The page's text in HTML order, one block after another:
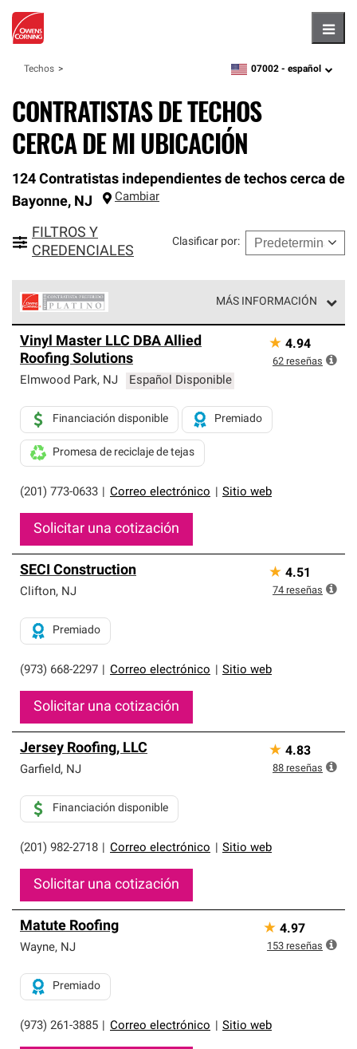
Techos zipcode,language
07002 - español
CONTRATISTAS DE TECHOS
CERCA DE MI UBICACIÓN
124 Contratistas independientes de techos cerca de
Bayonne, NJ Cambiar
FILTROS Y
CREDENCIALES
Clasificar por:
MÁS INFORMACIÓN
Corning constituyen el nivel superior de nuestra red
exclusiva y cumplen con estándares estrictos de
profesionalismo, confiabilidad y destreza incomparable.
sistemas de techos.
Vinyl Master LLC DBA Allied
Roofing Solutions
Elmwood Park, NJ Español Disponible
(201) 773-0633 Correo electrónico Sitio web
Financiación disponible Premiado
Promesa de reciclaje de tejas
Solicitar una cotización
★ 4.94
62 reseñas
SECI Construction
Clifton, NJ
(973) 668-2297 Correo electrónico Sitio web
Premiado
Solicitar una cotización
★ 4.51
74 reseñas
Jersey Roofing, LLC
Garfield, NJ
(201) 982-2718 Correo electrónico Sitio web
Financiación disponible
Solicitar una cotización
★ 4.83
88 reseñas
Matute Roofing
Wayne, NJ
(973) 261-3885 Correo electrónico Sitio web
Premiado
★ 4.97
153 reseñas